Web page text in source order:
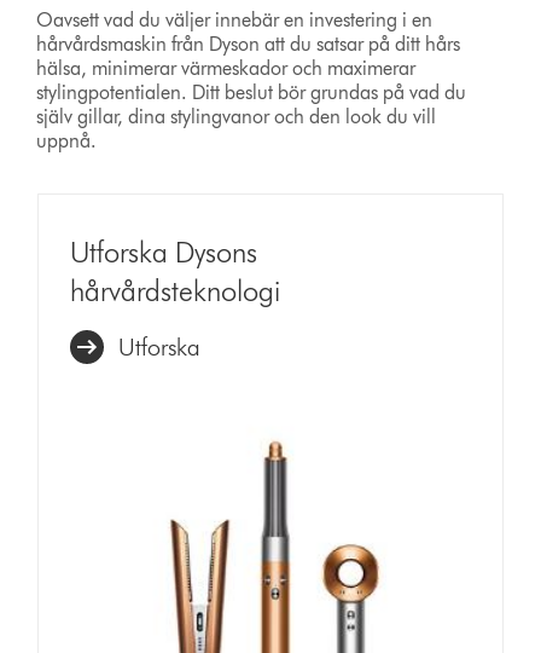
Oavsett vad du väljer innebär en investering i en
hårvårdsmaskin från Dyson att du satsar på ditt hårs
hälsa, minimerar värmeskador och maximerar
stylingpotentialen. Ditt beslut bör grundas på vad du
själv gillar, dina stylingvanor och den look du vill
uppnå.
Utforska Dysons
hårvårdsteknologi
Utforska